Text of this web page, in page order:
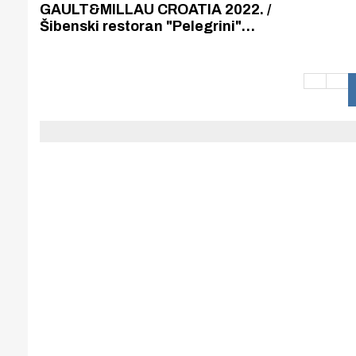
GAULT&MILLAU CROATIA 2022. /
Šibenski restoran "Pelegrini"